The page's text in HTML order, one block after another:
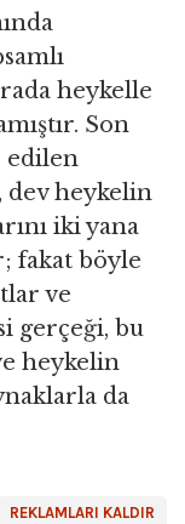
heykelle
Son
edilen
dev heykelin
iki yana
fakat böyle
ve
gerçeği, bu
heykelin
da
REKLAMLARI KALDIR